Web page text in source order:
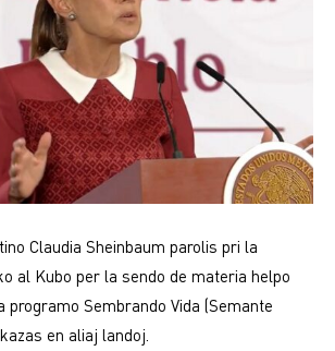
Claudia Sheinbaum parolis pri la
al Kubo per la sendo de materia helpo
programo Sembrando Vida (Semante
en aliaj landoj.